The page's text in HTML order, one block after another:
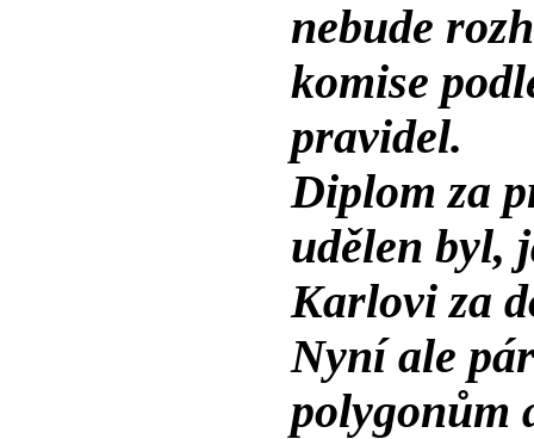
nebude
komise
pravidel.
Diplom za
udělen byl,
Karlovi za
Nyní ale
polygonům